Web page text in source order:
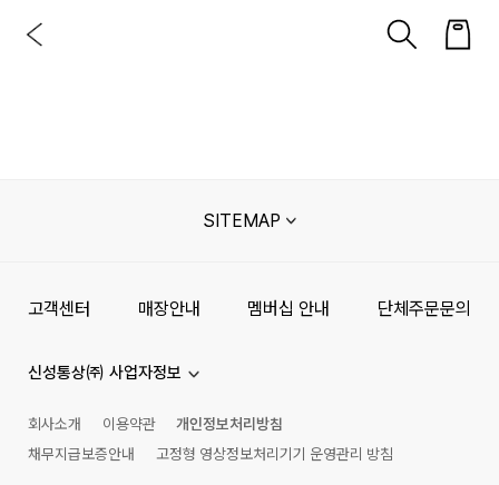
SITEMAP
고객센터 매장안내 멤버십 안내 단체주문문의
신성통상㈜ 사업자정보
회사소개 이용약관
개인정보처리방침
채무지급보증안내
고정형 영상정보처리기기 운영관리 방침